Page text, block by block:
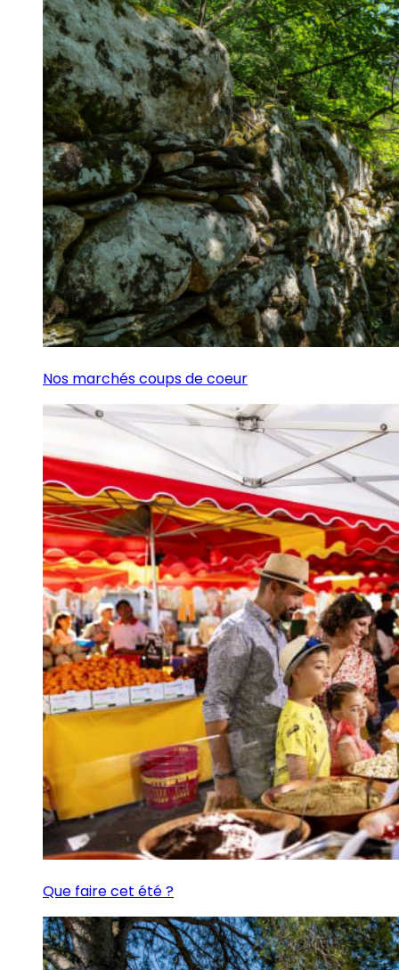
Nos marchés coups de coeur
Que faire cet été ?